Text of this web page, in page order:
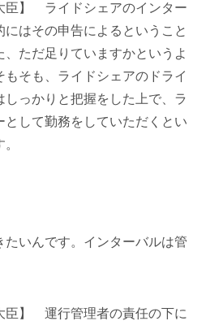
臣】 ライドシェアのインター
はその申告によるということ
ただ足りていますかというよ
もそも、ライドシェアのドライ
っかりと把握をした上で、ラ
として勤務をしていただくとい
いんです。インターバルは管
臣】 運行管理者の責任の下に